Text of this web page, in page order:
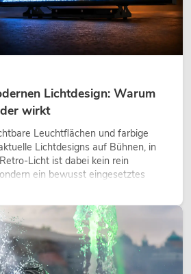
Lichtdesign: Warum
wirkt
Leuchtflächen und farbige
Lichtdesigns auf Bühnen, in
Licht ist dabei kein rein
ein bewusst eingesetztes
Atmosphäre, gibt Szenen